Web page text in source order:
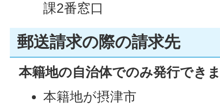
課2番窓口
郵送請求の際の請求先
本籍地の自治体でのみ発行でき
本籍地が摂津市